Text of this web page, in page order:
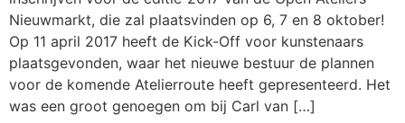
Nieuwmarkt, die zal plaatsvinden op 6, 7 en 8 oktober!
Op 11 april 2017 heeft de Kick-Off voor kunstenaars
plaatsgevonden, waar het nieuwe bestuur de plannen
voor de komende Atelierroute heeft gepresenteerd. Het
was een groot genoegen om bij Carl van […]